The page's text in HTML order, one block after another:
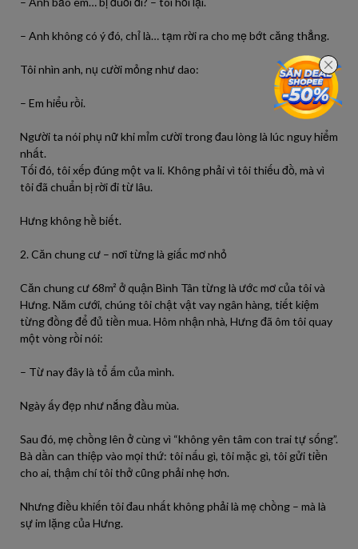
– Anh không có ý đó, chỉ là… tạm rời ra cho mẹ bớt căng thẳng.
Tôi nhìn anh, nụ cười mỏng như dao:
– Em hiểu rồi.
Người ta nói phụ nữ khi mỉm cười trong đau lòng là lúc nguy hiểm
nhất.
Tối đó, tôi xếp đúng một va li. Không phải vì tôi thiếu đồ, mà vì
tôi đã chuẩn bị rời đi từ lâu.
Hưng không hề biết.
2. Căn chung cư – nơi từng là giấc mơ nhỏ
Căn chung cư 68m² ở quận Bình Tân từng là ước mơ của tôi và
Hưng. Năm cưới, chúng tôi chật vật vay ngân hàng, tiết kiệm
từng đồng để đủ tiền mua. Hôm nhận nhà, Hưng đã ôm tôi quay
một vòng rồi nói:
– Từ nay đây là tổ ấm của mình.
Ngày ấy đẹp như nắng đầu mùa.
Sau đó, mẹ chồng lên ở cùng vì “không yên tâm con trai tự sống”.
Bà dần can thiệp vào mọi thứ: tôi nấu gì, tôi mặc gì, tôi gửi tiền
cho ai, thậm chí tôi thở cũng phải nhẹ hơn.
Nhưng điều khiến tôi đau nhất không phải là mẹ chồng – mà là
sự im lặng của Hưng.